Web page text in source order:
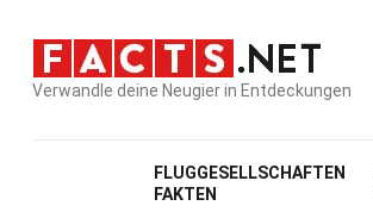
Verwandle deine Neugier in Entdeckungen
FLUGGESELLSCHAFTEN
FAKTEN